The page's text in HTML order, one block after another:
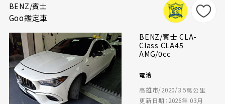
BENZ/賓士
Goo鑑定車
BENZ/賓士 CLA-
Class CLA45
AMG/0cc
電洽
高雄市/2020/3.5萬公里
更新日期：2026年 03月